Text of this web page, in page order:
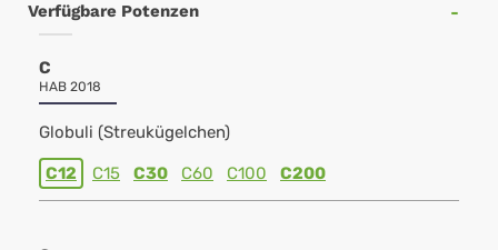
Verfügbare Potenzen
C
HAB 2018
Globuli (Streukügelchen)
C12 C15 C30 C60 C100 C200